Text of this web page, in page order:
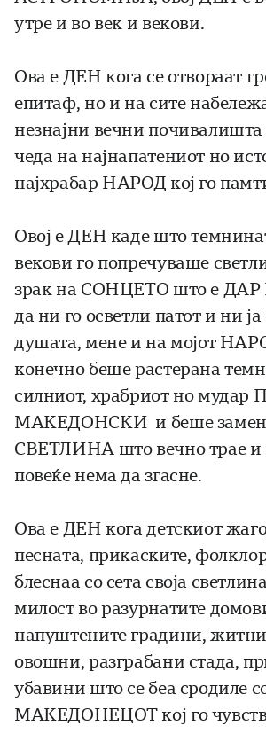
утре и во век и векови.
Ова е ДЕН кога се отвораат
епитаф, но и на сите
незнајни вечни
чеда на најнапатениот но
најхрабар НАРОД кој го
Овој е ДЕН каде што
векови го попречуваше
зрак на СОНЦЕТО што е
да ни го осветли патот и ни ја
душата, мене и на мојот
конечно беше растерана
силниот, храбриот но
МАКЕДОНСКИ и беше
СВЕТЛИНА што вечно трае и
повеќе нема да згасне.
Ова е ДЕН кога детскиот
песната, прикаските,
блеснаа со сета своја
милост во разурнатите
напуштените градини,
овошни, разграбани стада,
убавини што се беа сродиле
МАКЕДОНЕЦОТ кој го